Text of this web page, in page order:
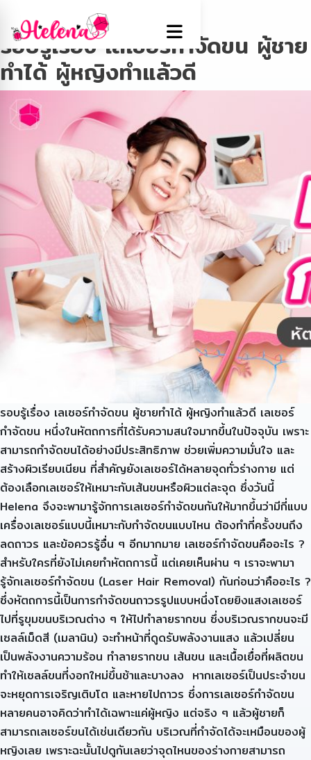
Tag:เลเซอร์
รอบรู้เรื่อง เลเซอร์กำจัดขน ผู้ชาย
ทำได้ ผู้หญิงทำแล้วดี
รอบรู้เรื่อง เลเซอร์กำจัดขน ผู้ชายทำได้ ผู้หญิงทำแล้วดี เลเซอร์
กำจัดขน หนึ่งในหัตถการที่ได้รับความสนใจมากขึ้นในปัจจุบัน เพราะ
สามารถกำจัดขนได้อย่างมีประสิทธิภาพ ช่วยเพิ่มความมั่นใจ และ
สร้างผิวเรียบเนียน ที่สำคัญยังเลเซอร์ได้หลายจุดทั่วร่างกาย แต่
ต้องเลือกเลเซอร์ให้เหมาะกับเส้นขนหรือผิวแต่ละจุด ซึ่งวันนี้
Helena จึงจะพามารู้จักการเลเซอร์กำจัดขนกันให้มากขึ้นว่ามีกี่แบบ
เครื่องเลเซอร์แบบนี้เหมาะกับกำจัดขนแบบไหน ต้องทำกี่ครั้งขนถึง
ลดถาวร และข้อควรรู้อื่น ๆ อีกมากมาย เลเซอร์กำจัดขนคืออะไร ?
สำหรับใครที่ยังไม่เคยทำหัตถการนี้ แต่เคยเห็นผ่าน ๆ เราจะพามา
รู้จักเลเซอร์กำจัดขน (Laser Hair Removal) กันก่อนว่าคืออะไร ?
ซึ่งหัตถการนี้เป็นการกำจัดขนถาวรรูปแบบหนึ่งโดยยิงแสงเลเซอร์
ไปที่รูขุมขนบริเวณต่าง ๆ ให้ไปทำลายรากขน ซึ่งบริเวณรากขนจะมี
เซลล์เม็ดสี (เมลานิน) จะทำหน้าที่ดูดรับพลังงานแสง แล้วเปลี่ยน
เป็นพลังงานความร้อน ทำลายรากขน เส้นขน และเนื้อเยื่อที่ผลิตขน
ทำให้เซลล์ขนที่งอกใหม่ขึ้นช้าและบางลง หากเลเซอร์เป็นประจำขน
จะหยุดการเจริญเติบโต และหายไปถาวร ซึ่งการเลเซอร์กำจัดขน
หลายคนอาจคิดว่าทำได้เฉพาะแค่ผู้หญิง แต่จริง ๆ แล้วผู้ชายก็
สามารถเลเซอร์ขนได้เช่นเดียวกัน บริเวณที่กำจัดได้จะเหมือนของผู้
หญิงเลย เพราะฉะนั้นไปดูกันเลยว่าจุดไหนของร่างกายสามารถ